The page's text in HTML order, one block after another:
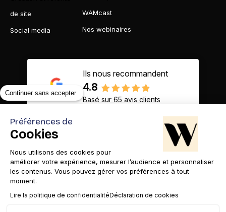
de site
Social media
WAMcast
Nos webinaires
Ils nous recommandent
4.8
Basé sur 65 avis clients
Contact Appelez-nous
Continuer sans accepter
Préférences de
Cookies
Nous utilisons des cookies pour
améliorer votre expérience, mesurer l’audience et personnaliser
les contenus. Vous pouvez gérer vos préférences à tout
moment.
Lire la politique de confidentialitéDéclaration de cookies